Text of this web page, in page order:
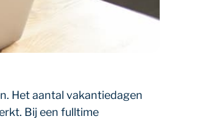
Het aantal vakantiedagen
Bij een fulltime